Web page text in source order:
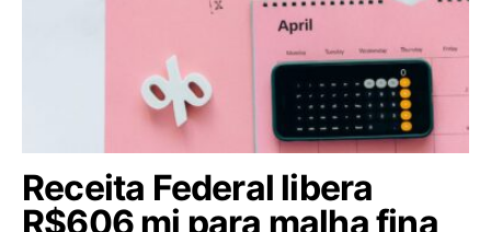
Receita Federal libera
R$606 mi para malha fina